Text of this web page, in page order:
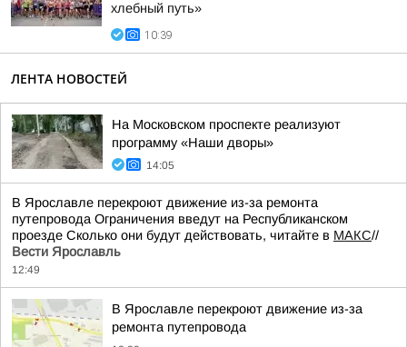
хлебный путь»
10:39
ЛЕНТА НОВОСТЕЙ
На Московском проспекте реализуют
программу «Наши дворы»
14:05
В Ярославле перекроют движение из-за ремонта
путепровода Ограничения введут на Республиканском
проезде Сколько они будут действовать, читайте в МАКС//
Вести Ярославль
12:49
В Ярославле перекроют движение из-за
ремонта путепровода